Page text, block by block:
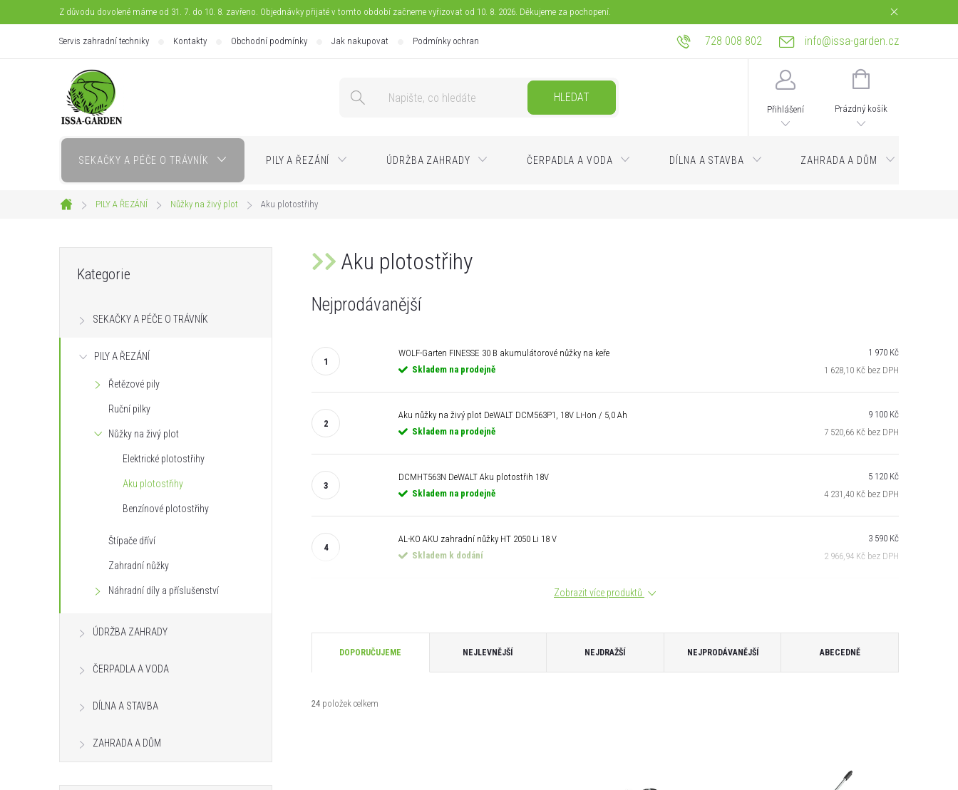
na
Z důvodu dovolené máme od 31. 7. do 10. 8. zavřeno. Objednávky přijaté v tomto období začneme vyřizovat od 10. 8. 2026. Děkujeme za pochopení.
728 008 802 info@issa-garden.cz
Servis zahradní techniky Kontakty Obchodní podmínky Jak nakupovat Podmínky ochrany osobních údajů Reklamace a práva z vadného plnění Bagrování a zemní práce
HLEDAT
Přihlášení
NÁKUPNÍ
Prázdný košík
SEKAČKY A PÉČE O TRÁVNÍK PILY A ŘEZÁNÍ ÚDRŽBA ZAHRADY ČERPADLA A VODA DÍLNA A STAVBA ZAHRADA A DŮM
Domů
PILY A ŘEZÁNÍ Nůžky na živý plot Aku plotostřihy
s
a
kategorie
Kategorie
SEKAČKY A PÉČE O TRÁVNÍK
PILY A ŘEZÁNÍ
Řetězové pily
Ruční pilky
Nůžky na živý plot
Elektrické plotostřihy
Aku plotostřihy
Benzínové plotostřihy
Štípače dříví
Zahradní nůžky
Náhradní díly a příslušenství
ÚDRŽBA ZAHRADY
ČERPADLA A VODA
DÍLNA A STAVBA
ZAHRADA A DŮM
Aku plotostřihy
Nejprodávanější
WOLF-Garten FINESSE 30 B akumulátorové nůžky na keře
Skladem na prodejně
1 970 Kč
1 628,10 Kč bez DPH
Aku nůžky na živý plot DeWALT DCM563P1, 18V Li-Ion / 5,0 Ah
Skladem na prodejně
9 100 Kč
7 520,66 Kč bez DPH
DCMHT563N DeWALT Aku plotostřih 18V
Skladem na prodejně
5 120 Kč
4 231,40 Kč bez DPH
AL-KO AKU zahradní nůžky HT 2050 Li 18 V
Skladem k dodání
3 590 Kč
2 966,94 Kč bez DPH
Zobrazit více produktů
DOPORUČUJEME NEJLEVNĚJŠÍ NEJDRAŽŠÍ NEJPRODÁVANĚJŠÍ ABECEDNĚ
24 položek celkem